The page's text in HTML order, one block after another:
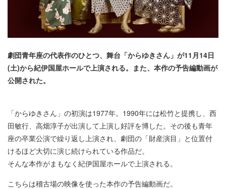
劇団青年座の代表作のひとつ、舞台「からゆきさん」が11月14日
(土)から紀伊国屋ホールで上演される。また、本作の予告編動画が
公開された。
「からゆきさん」の初演は1977年。1990年には松竹と提携し、西
田敏行、高畑淳子が出演して上演し好評を博した。その後も青年
座の卒業公演で繰り返し上演され、劇団の「財産演目」と位置付
けるほど大切に演じ続けられている作品だ。
そんな本作がまもなく紀伊国屋ホールで上演される。
こちらは稽古場の映像を使った本作の予告編動画だ。